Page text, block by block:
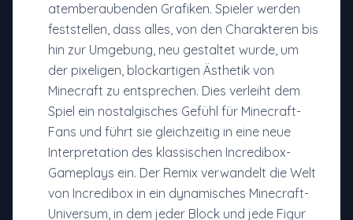
atemberaubenden Grafiken. Spieler werden
feststellen, dass alles, von den Charakteren bis
hin zur Umgebung, neu gestaltet wurde, um
der pixeligen, blockartigen Ästhetik von
Minecraft zu entsprechen. Dies verleiht dem
Spiel ein nostalgisches Gefühl für Minecraft-
Fans und führt sie gleichzeitig in eine neue
Interpretation des klassischen Incredibox-
Gameplays ein. Der Remix verwandelt die Welt
von Incredibox in ein dynamisches Minecraft-
Universum, in dem jeder Block und jede Figur